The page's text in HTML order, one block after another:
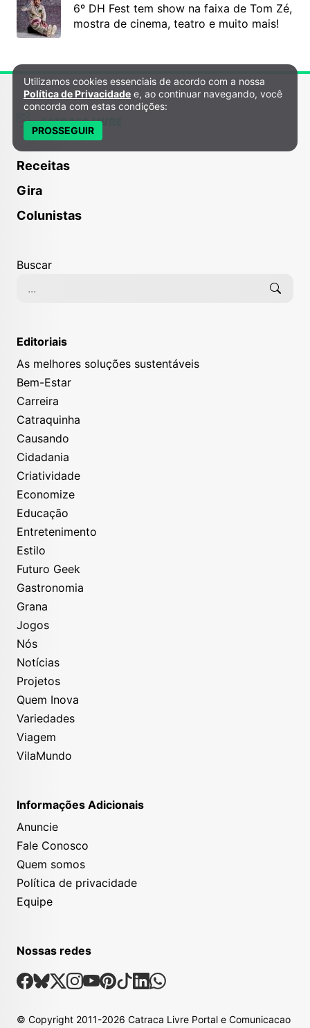
6º DH Fest tem show na faixa de Tom Zé,
mostra de cinema, teatro e muito mais!
Receitas
Gira
Colunistas
Buscar
Editoriais
As melhores soluções sustentáveis
Bem-Estar
Carreira
Catraquinha
Causando
Cidadania
Criatividade
Economize
Educação
Entretenimento
Estilo
Futuro Geek
Gastronomia
Grana
Jogos
Nós
Notícias
Projetos
Quem Inova
Variedades
Viagem
VilaMundo
Informações Adicionais
Anuncie
Fale Conosco
Quem somos
Política de privacidade
Equipe
Nossas redes
Nossas Redes Sociais
Facebook
Bsky
X Instagram
Youtube
Pinterest
TiktokLinkedin
Whatsapp
© Copyright 2011-2026 Catraca Livre Portal e Comunicacao
Política de Privacidade e Cookies
Utilizamos cookies essenciais de acordo com a nossa
Política de Privacidade e, ao continuar navegando, você
concorda com estas condições:
PROSSEGUIR